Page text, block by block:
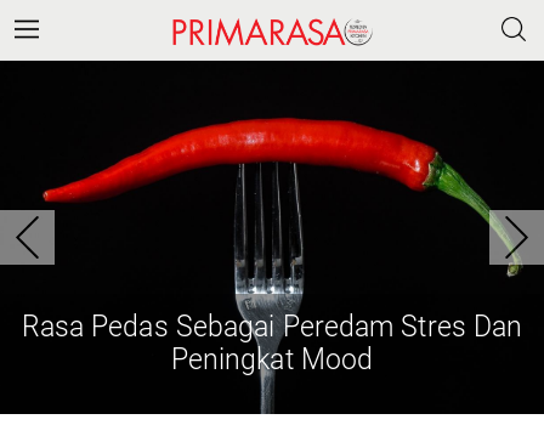
Rasa Pedas Sebagai Peredam Stres Dan
Peningkat Mood